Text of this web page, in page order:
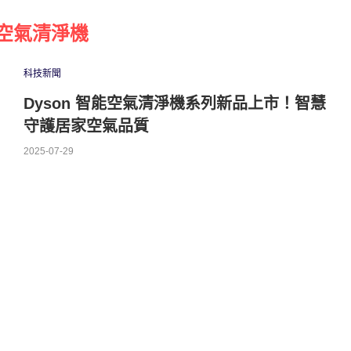
氣清淨機
科技新聞
Dyson 智能空氣清淨機系列新品上市！智慧
守護居家空氣品質
2025-07-29